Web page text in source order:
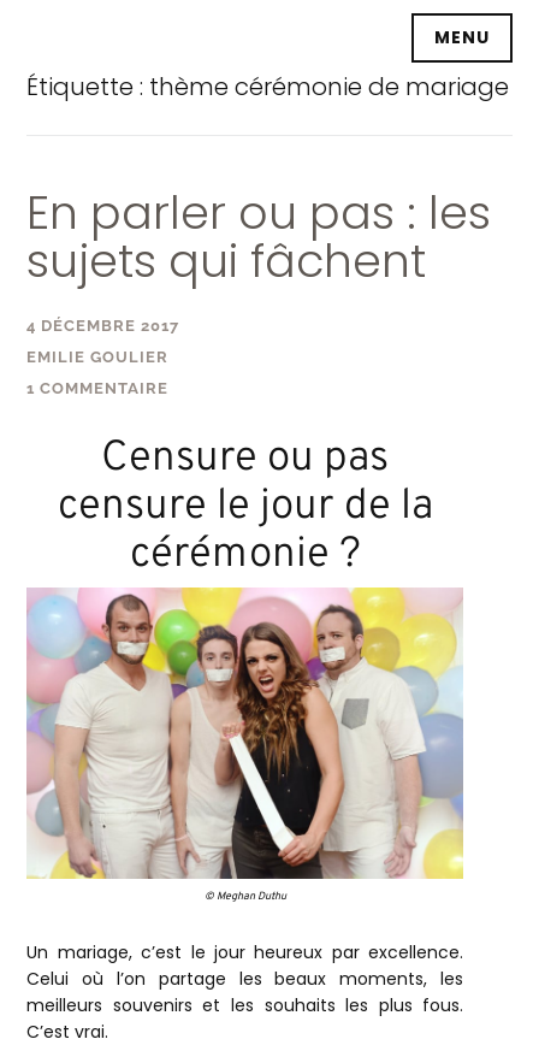
principal
MENU
Étiquette : thème cérémonie de mariage
En parler ou pas : les
sujets qui fâchent
4 DÉCEMBRE 2017
EMILIE GOULIER
1 COMMENTAIRE
Censure ou pas
censure le jour de la
cérémonie ?
© Meghan Duthu
Un mariage, c’est le jour heureux par excellence.
Celui où l’on partage les beaux moments, les
meilleurs souvenirs et les souhaits les plus fous.
C’est vrai.